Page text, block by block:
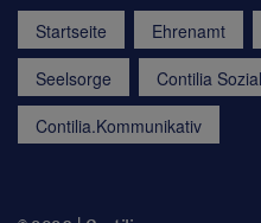
Startseite Ehrenamt
Seelsorge
Contilia
Contilia.Kommunikativ